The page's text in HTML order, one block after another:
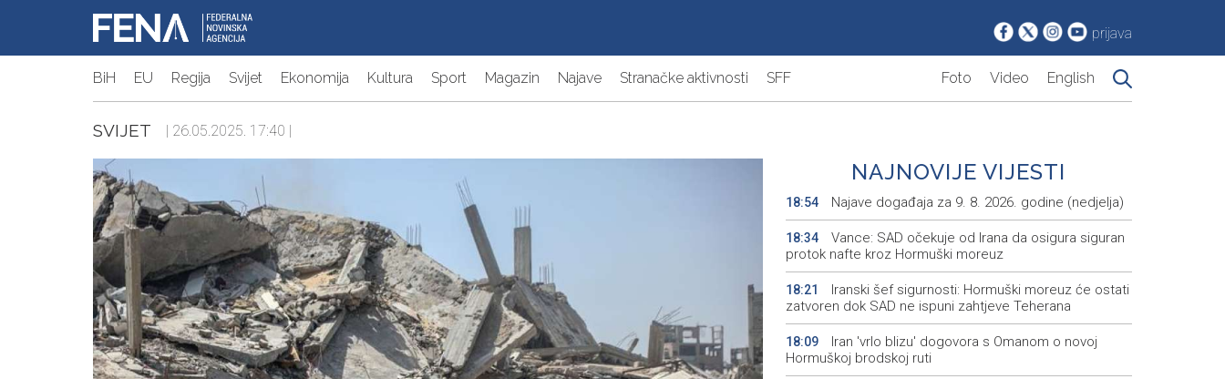
prijava
BiH EU Regija Svijet Ekonomija Kultura Sport Magazin Najave Stranačke aktivnosti SFF Foto Video English
SVIJET | 26.05.2025. 17:40 |
NAJNOVIJE VIJESTI
18:54 Najave događaja za 9. 8. 2026. godine (nedjelja)
18:34
Vance: SAD očekuje od Irana da osigura siguran
protok nafte kroz Hormuški moreuz
18:21
Iranski šef sigurnosti: Hormuški moreuz će ostati
zatvoren dok SAD ne ispuni zahtjeve Teherana
18:09
Iran 'vrlo blizu' dogovora s Omanom o novoj
Hormuškoj brodskoj ruti